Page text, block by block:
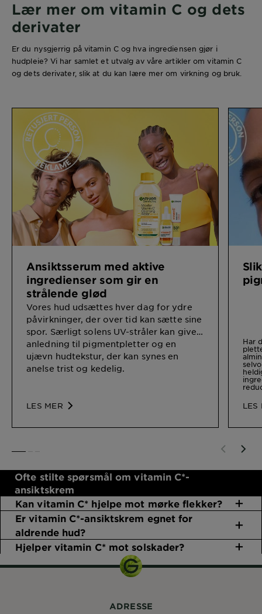
Lær mer om vitamin C og dets
derivater
Er du nysgjerrig på vitamin C og hva ingrediensen gjør i
hudpleie? Vi har samlet et utvalg av våre artikler om vitamin C
og dets derivater, slik at du kan lære mer om virkning og bruk.
Ansiktsserum med aktive
ingredienser som gir en
strålende glød
Vores hud udsættes hver dag for ydre
påvirkninger, der over tid kan sætte sine
spor. Særligt solens UV-stråler kan give
anledning til pigmentpletter og en
ujævn hudtekstur, der kan synes en
anelse trist og kedelig.
LES MER
Har
LES
Ofte stilte spørsmål om vitamin C*-
ansiktskrem
Kan vitamin C* hjelpe mot mørke flekker?
Er vitamin C*-ansiktskrem egnet for
aldrende hud?
Hjelper vitamin C* mot solskader?
ADRESSE